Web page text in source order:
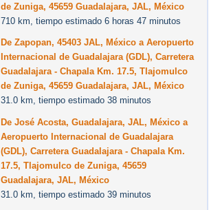
de Zuniga, 45659 Guadalajara, JAL, México
710 km, tiempo estimado 6 horas 47 minutos
De Zapopan, 45403 JAL, México a Aeropuerto
Internacional de Guadalajara (GDL), Carretera
Guadalajara - Chapala Km. 17.5, Tlajomulco
de Zuniga, 45659 Guadalajara, JAL, México
31.0 km, tiempo estimado 38 minutos
De José Acosta, Guadalajara, JAL, México a
Aeropuerto Internacional de Guadalajara
(GDL), Carretera Guadalajara - Chapala Km.
17.5, Tlajomulco de Zuniga, 45659
Guadalajara, JAL, México
31.0 km, tiempo estimado 39 minutos